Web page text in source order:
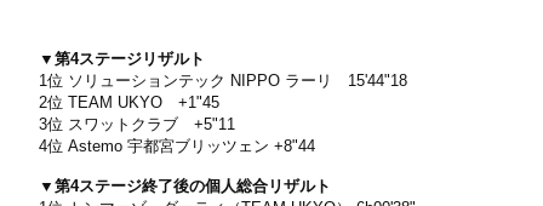
▼第4ステージリザルト
1位 ソリューションテック NIPPO ラーリ 15'44"18
2位 TEAM UKYO +1"45
3位 スワットクラブ +5"11
4位 Astemo 宇都宮ブリッツェン +8"44
▼第4ステージ終了後の個人総合リザルト